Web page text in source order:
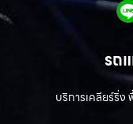
รถ
บริการเคลียร์ริ่